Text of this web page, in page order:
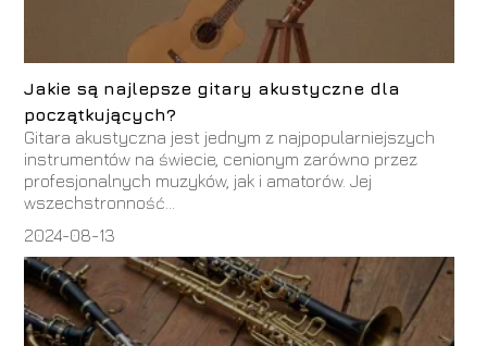
Jakie są najlepsze gitary akustyczne dla
początkujących?
Gitara akustyczna jest jednym z najpopularniejszych
instrumentów na świecie, cenionym zarówno przez
profesjonalnych muzyków, jak i amatorów. Jej
wszechstronność...
2024-08-13